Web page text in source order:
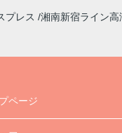
プレス 湘南新宿ライン高
ページ